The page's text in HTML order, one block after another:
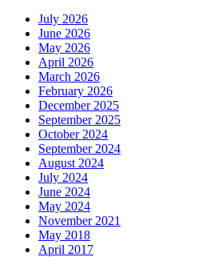
July 2026
June 2026
May 2026
April 2026
March 2026
February 2026
December 2025
September 2025
October 2024
September 2024
August 2024
July 2024
June 2024
May 2024
November 2021
May 2018
April 2017